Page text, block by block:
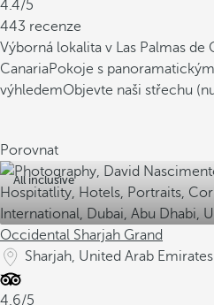
4.4/5
443 recenze
Výborná lokalita v Las Palmas de
CanariaPokoje s panoramatickým
výhledemObjevte naši střechu
Porovnat
All inclusive
Occidental Sharjah Grand
Sharjah, United Arab Emirates
4.6/5